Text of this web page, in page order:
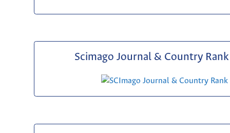
Scimago Journal & Country Rank